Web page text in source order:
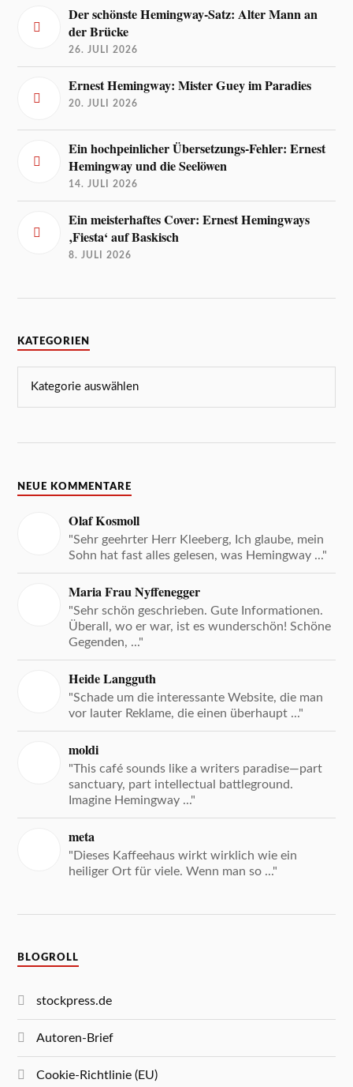
Der schönste Hemingway-Satz: Alter Mann an
der Brücke
26. JULI 2026
Ernest Hemingway: Mister Guey im Paradies
20. JULI 2026
Ein hochpeinlicher Übersetzungs-Fehler: Ernest
Hemingway und die Seelöwen
14. JULI 2026
Ein meisterhaftes Cover: Ernest Hemingways
‚Fiesta‘ auf Baskisch
8. JULI 2026
KATEGORIEN
NEUE KOMMENTARE
Olaf Kosmoll
"Sehr geehrter Herr Kleeberg, Ich glaube, mein
Sohn hat fast alles gelesen, was Hemingway ..."
Maria Frau Nyffenegger
"Sehr schön geschrieben. Gute Informationen.
Überall, wo er war, ist es wunderschön! Schöne
Gegenden, ..."
Heide Langguth
"Schade um die interessante Website, die man
vor lauter Reklame, die einen überhaupt ..."
moldi
"This café sounds like a writers paradise—part
sanctuary, part intellectual battleground.
Imagine Hemingway ..."
meta
"Dieses Kaffeehaus wirkt wirklich wie ein
heiliger Ort für viele. Wenn man so ..."
BLOGROLL
stockpress.de
Autoren-Brief
Cookie-Richtlinie (EU)